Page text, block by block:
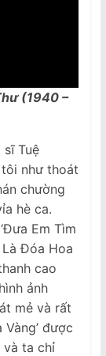
(1940 –
sĩ Tuệ
tôi như thoát
chường
hè ca.
Em Tìm
Là Đóa Hoa
cao
ảnh
mẻ và rất
được
và ta chỉ